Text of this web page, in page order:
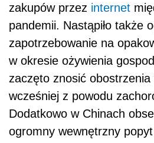
zakupów przez internet
pandemii. Nastąpiło także
zapotrzebowanie na
w okresie ożywienia
zaczęto znosić
wcześniej z powodu
Dodatkowo w Chinach
ogromny wewnętrzny